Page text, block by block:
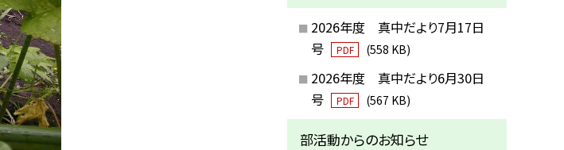
2026年度 真中だより7月17日
号
PDF (558 KB)
2026年度 真中だより6月30日
号
PDF (567 KB)
部活動からのお知らせ